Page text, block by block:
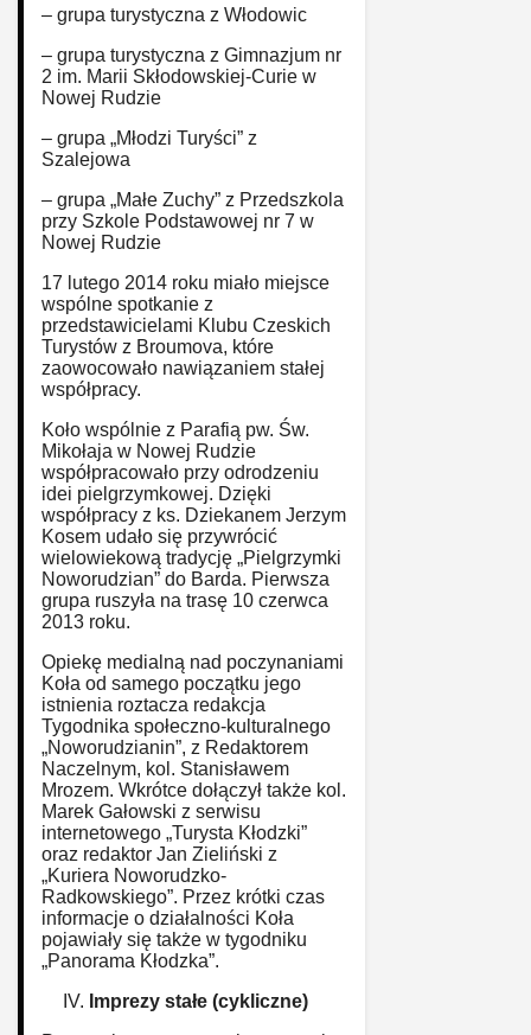
– grupa turystyczna z Włodowic
– grupa turystyczna z Gimnazjum nr
2 im. Marii Skłodowskiej-Curie w
Nowej Rudzie
– grupa „Młodzi Turyści” z
Szalejowa
– grupa „Małe Zuchy” z Przedszkola
przy Szkole Podstawowej nr 7 w
Nowej Rudzie
17 lutego 2014 roku miało miejsce
wspólne spotkanie z
przedstawicielami Klubu Czeskich
Turystów z Broumova, które
zaowocowało nawiązaniem stałej
współpracy.
Koło wspólnie z Parafią pw. Św.
Mikołaja w Nowej Rudzie
współpracowało przy odrodzeniu
idei pielgrzymkowej. Dzięki
współpracy z ks. Dziekanem Jerzym
Kosem udało się przywrócić
wielowiekową tradycję „Pielgrzymki
Noworudzian” do Barda. Pierwsza
grupa ruszyła na trasę 10 czerwca
2013 roku.
Opiekę medialną nad poczynaniami
Koła od samego początku jego
istnienia roztacza redakcja
Tygodnika społeczno-kulturalnego
„Noworudzianin”, z Redaktorem
Naczelnym, kol. Stanisławem
Mrozem. Wkrótce dołączył także kol.
Marek Gałowski z serwisu
internetowego „Turysta Kłodzki”
oraz redaktor Jan Zieliński z
„Kuriera Noworudzko-
Radkowskiego”. Przez krótki czas
informacje o działalności Koła
pojawiały się także w tygodniku
„Panorama Kłodzka”.
Imprezy stałe (cykliczne)